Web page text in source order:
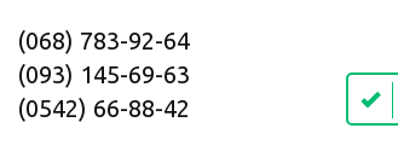
(068) 783-92-64
(093) 145-69-63
(0542) 66-88-42